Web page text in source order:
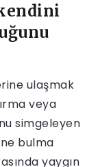
ulaşmak
veya
simgeleyen
bulma
yaygın